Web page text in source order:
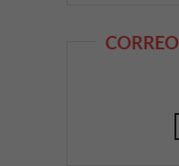
CORREO